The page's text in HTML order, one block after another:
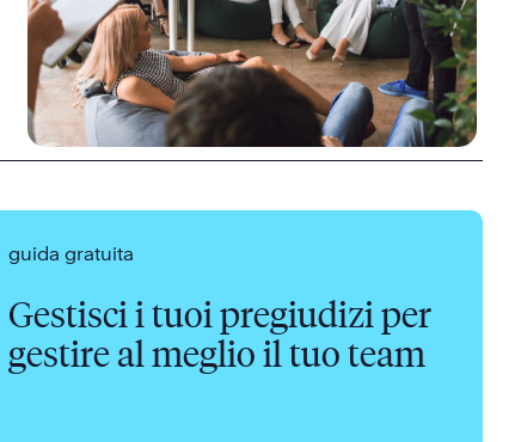
guida gratuita
Gestisci i tuoi pregiudizi per
gestire al meglio il tuo team